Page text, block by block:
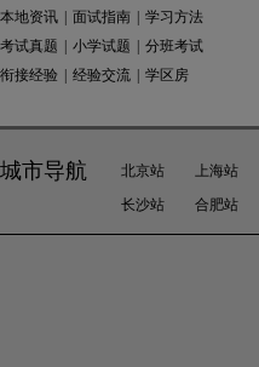
本地资讯 面试指南
学习方法
考试真题
小学试题
分班考试
衔接经验
经验交流 学区房
城市导航 北京站 上海站
长沙站
合肥站